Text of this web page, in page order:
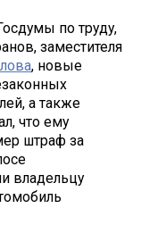
по труду,
заместителя
, новые
а также
что ему
штраф за
владельцу